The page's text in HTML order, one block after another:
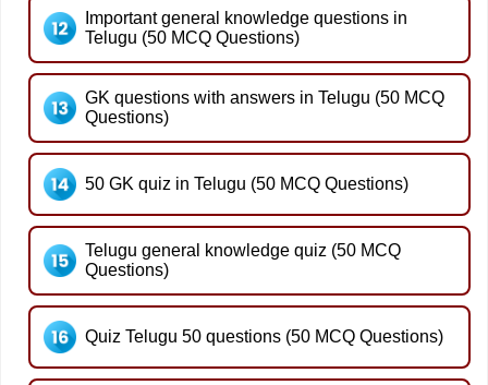
Important general knowledge questions in
Telugu (50 MCQ Questions)
GK questions with answers in Telugu (50 MCQ
Questions)
50 GK quiz in Telugu (50 MCQ Questions)
Telugu general knowledge quiz (50 MCQ
Questions)
Quiz Telugu 50 questions (50 MCQ Questions)